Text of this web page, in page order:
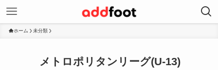
ホーム 未分類
メトロポリタンリーグ(U-13)